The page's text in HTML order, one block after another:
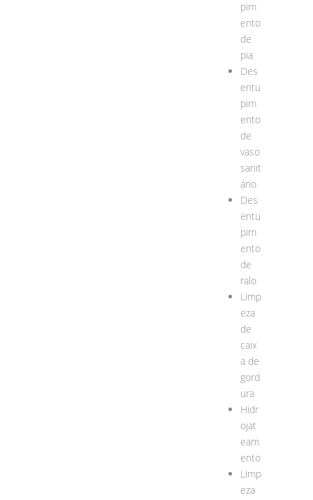
pim
ento
de
pia
Des
entu
pim
ento
de
vaso
sanit
ário
Des
entu
pim
ento
de
ralo
Limp
eza
de
caix
a de
gord
ura
Hidr
ojat
eam
ento
Limp
eza